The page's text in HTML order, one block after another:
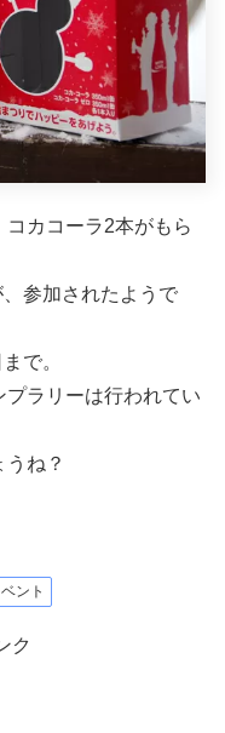
カコーラ2本がもら
参加されたようで
で。
ラリーは行われてい
ね？
ント
ク